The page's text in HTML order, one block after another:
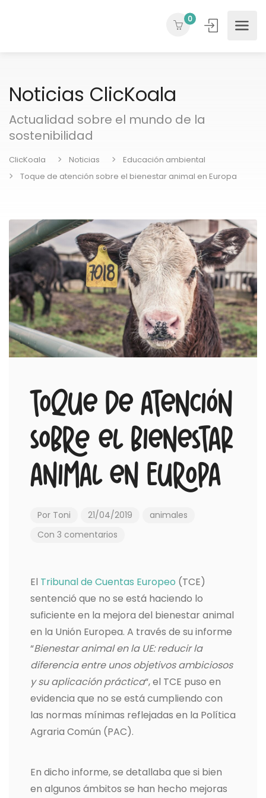
0
Noticias ClicKoala
Actualidad sobre el mundo de la
sostenibilidad
ClicKoala Noticias
Educación ambiental
Toque de atención sobre el bienestar animal en Europa
Toque de atención
sobre el bienestar
animal en Europa
Por Toni 21/04/2019
animales
Con 3 comentarios
El Tribunal de Cuentas Europeo (TCE)
sentenció que no se está haciendo lo
suficiente en la mejora del bienestar animal
en la Unión Europea. A través de su informe
“Bienestar animal en la UE: reducir la
diferencia entre unos objetivos ambiciosos
y su aplicación práctica“, el TCE puso en
evidencia que no se está cumpliendo con
las normas mínimas reflejadas en la Política
Agraria Común (PAC).
En dicho informe, se detallaba que si bien
en algunos ámbitos se han hecho mejoras